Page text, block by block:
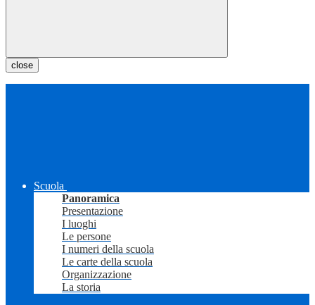
close
Scuola
Panoramica
Presentazione
I luoghi
Le persone
I numeri della scuola
Le carte della scuola
Organizzazione
La storia